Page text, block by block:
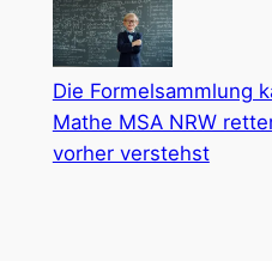
Die Formelsammlung
Mathe MSA NRW
vorher verstehst